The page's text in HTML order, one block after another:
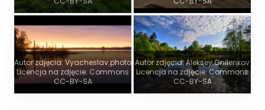
Autor zdjęcia: Vyacheslav.photo
Licencja na zdjęcie: Commons
CC-BY-SA
Autor zdjęcia: Aleksey Gnilenkov
Licencja na zdjęcie: Commons
CC-BY-SA